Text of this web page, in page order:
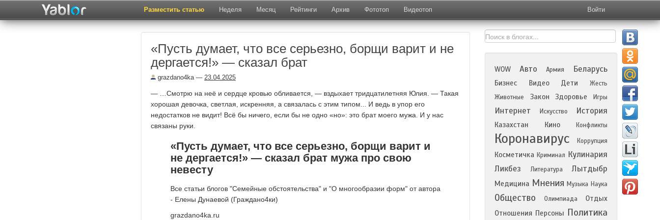
Разместить статью Неделя Месяц Рейтинги Архив Фототоп Видеотоп Войти
«Пусть думает, что все серьезно, борщи варит и не
дергается!» — сказал брат
grazdano4ka— 23.04.2025
— …Смотрю на неё и сердце кровью обливается, — вздыхает тридцатилетняя Юлия. — Такая
хорошая девочка, светлая, искренняя, а связалась с этим типом... И ведь в упор его
недостатков не видит! Всё бы ничего, если бы не одно «но»: это брат моего мужа. И у нас
связаны руки.
«Пусть думает, что все серьезно, борщи варит и
не дергается!» — сказал брат мужа про свою
невесту
Все статьи блогов "Семейные обстоятельства" и "О многообразии форм" от автора
- Елены Дунаевой (Граждано4ки)
grazdano4ka.ru
WOW Авто Армия Беларусь
Бизнес Видео Дети
Жесть
Животные
Закон Здоровье Игры
Интернет Искусство История
Казахстан Кино Конфликты
Коронавирус Коррупция
Косметичка Криминал Кулинария
Ликбез
Литература Лытдыбр
Медицина Мнения Музыка Наука
Общество Олимпиада
Отдых
Отношения Персоны Политика